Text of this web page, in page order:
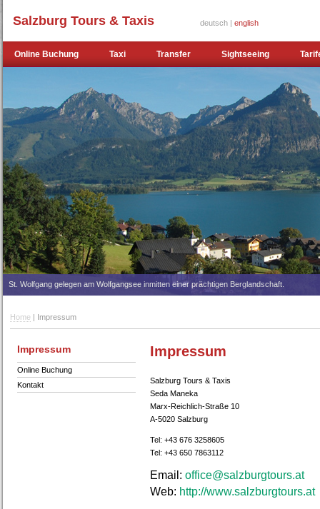
Salzburg Tours & Taxis deutsch | english
Online Buchung Taxi Transfer Sightseeing
St. Wolfgang gelegen am Wolfgangsee inmitten einer prächtigen Berglandschaft.
Home | Impressum
Impressum
Online Buchung
Kontakt
Impressum
Salzburg Tours & Taxis
Seda Maneka
Marx-Reichlich-Straße 10
A-5020 Salzburg
Tel: +43 676 3258605
Tel: +43 650 7863112
Email: ta.sruotgrubzlas@eciffo
Web: http://www.salzburgtours.at